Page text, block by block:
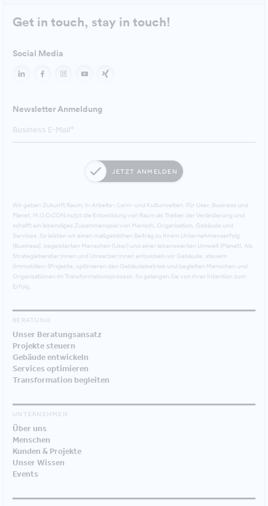
Get in touch, stay in touch!
Social Media
Newsletter Anmeldung
JETZT ANMELDEN
Wir geben Zukunft Raum. In Arbeits-, Lern- und Kulturwelten. Für User, Business und
Planet. M.O.O.CON nutzt die Entwicklung von Raum als Treiber der Veränderung und
schafft ein lebendiges Zusammenspiel von Mensch, Organisation, Gebäude und
Services. So leisten wir einen maßgeblichen Beitrag zu Ihrem Unternehmenserfolg
(Business), begeisterten Menschen (User) und einer lebenswerten Umwelt (Planet). Als
Strategieberater:innen und Umsetzer:innen entwickeln wir Gebäude, steuern
(Immobilien-)Projekte, optimieren den Gebäudebetrieb und begleiten Menschen und
Organisationen im Transformationsprozess. So gelangen Sie von Ihrer Intention zum
Erfolg.
BERATUNG
Unser Beratungsansatz
Projekte steuern
Gebäude entwickeln
Services optimieren
Transformation begleiten
UNTERNEHMEN
Über uns
Menschen
Kunden & Projekte
Unser Wissen
Events